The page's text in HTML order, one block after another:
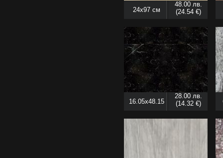
24x97 см
48.00 лв.
(24.54 €)
16.05x48.15
см
28.00 лв.
(14.32 €)